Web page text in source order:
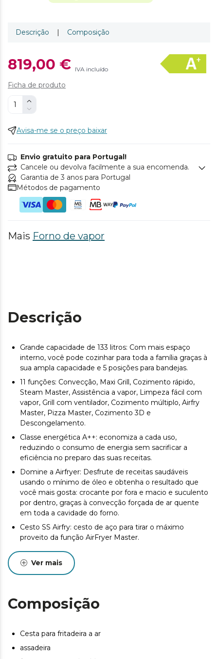
Descrição | Composição
819,00 € IVA incluído
Ficha de produto
Avisa-me se o preço baixar
Envio gratuito para Portugal!
Cancele ou devolva facilmente a sua encomenda.
Garantia de 3 anos para Portugal
Métodos de pagamento
Mais Forno de vapor
Descrição
Grande capacidade de 133 litros: Com mais espaço
interno, você pode cozinhar para toda a família graças à
sua ampla capacidade e 5 posições para bandejas.
11 funções: Convecção, Maxi Grill, Cozimento rápido,
Steam Master, Assistência a vapor, Limpeza fácil com
vapor, Grill com ventilador, Cozimento múltiplo, Airfry
Master, Pizza Master, Cozimento 3D e
Descongelamento.
Classe energética A++: economiza a cada uso,
reduzindo o consumo de energia sem sacrificar a
eficiência no preparo das suas receitas.
Domine a Airfryer: Desfrute de receitas saudáveis ​​
usando o mínimo de óleo e obtenha o resultado que
você mais gosta: crocante por fora e macio e suculento
por dentro, graças à convecção forçada de ar quente
em toda a cavidade do forno.
Cesto SS Airfry: cesto de aço para tirar o máximo
proveito da função AirFryer Master.
Mestre do Vapor: cozinha usando apenas vapor para
preservar ao máximo o sabor e os nutrientes dos
alimentos.
permite alcançar todas as áreas do forno para cozinhar
em até 5 níveis.
pedra especial incluída no forno e consiga um
Ver mais
Composição
Cesta para fritadeira a ar
assadeira